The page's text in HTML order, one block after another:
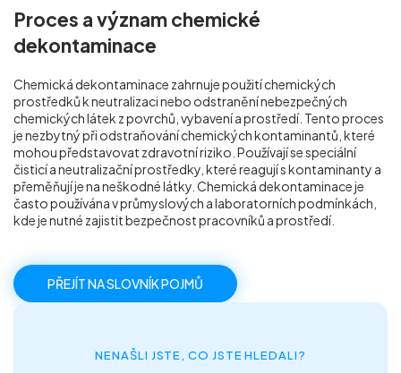
Úklid
Reference
Kontakt
Proces a význam chemické
dekontaminace
Chemická dekontaminace zahrnuje použití chemických
prostředků k neutralizaci nebo odstranění nebezpečných
chemických látek z povrchů, vybavení a prostředí. Tento proces
je nezbytný při odstraňování chemických kontaminantů, které
mohou představovat zdravotní riziko. Používají se speciální
čisticí a neutralizační prostředky, které reagují s kontaminanty a
přeměňují je na neškodné látky. Chemická dekontaminace je
často používána v průmyslových a laboratorních podmínkách,
kde je nutné zajistit bezpečnost pracovníků a prostředí.
PŘEJÍT NA SLOVNÍK POJMŮ
NENAŠLI JSTE, CO JSTE HLEDALI?